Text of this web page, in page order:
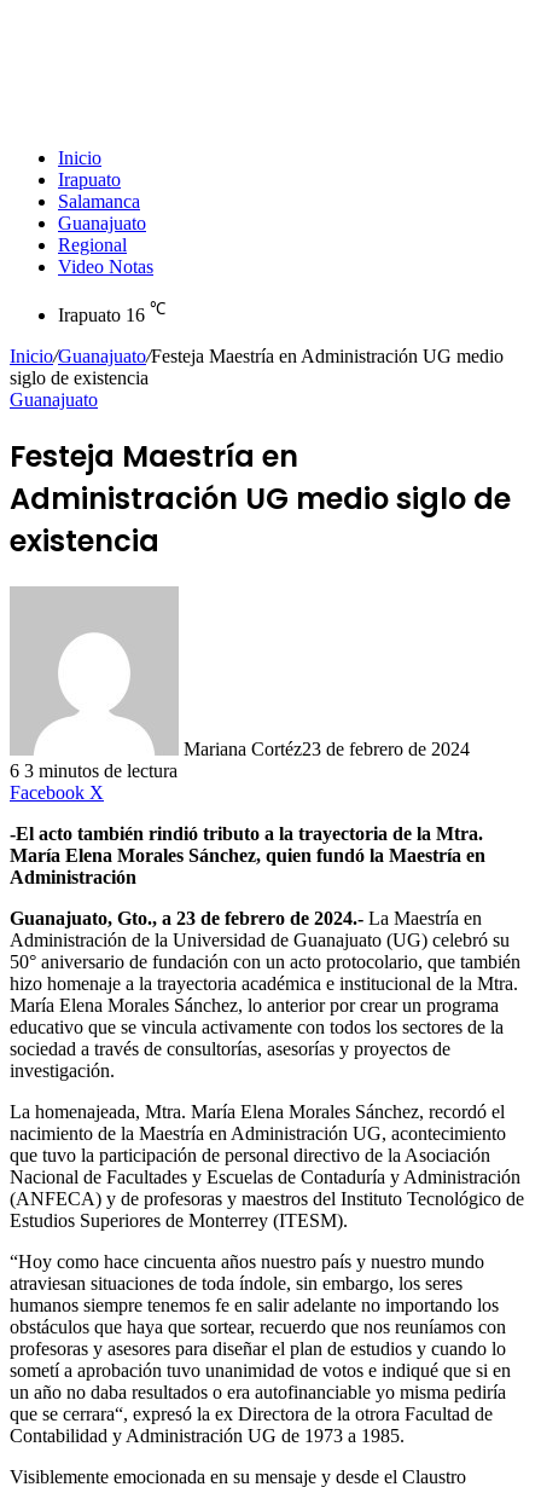
Inicio
Irapuato
Salamanca
Guanajuato
Regional
Video Notas
Irapuato 16 ℃
Inicio/Guanajuato/Festeja Maestría en Administración UG medio
siglo de existencia
Guanajuato
Festeja Maestría en
Administración UG medio siglo de
existencia
Mariana Cortéz23 de febrero de 2024
6 3 minutos de lectura
Facebook X
-El acto también rindió tributo a la trayectoria de la Mtra.
María Elena Morales Sánchez, quien fundó la Maestría en
Administración
Guanajuato, Gto., a 23 de febrero de 2024.- La Maestría en
Administración de la Universidad de Guanajuato (UG) celebró su
50° aniversario de fundación con un acto protocolario, que también
hizo homenaje a la trayectoria académica e institucional de la Mtra.
María Elena Morales Sánchez, lo anterior por crear un programa
educativo que se vincula activamente con todos los sectores de la
sociedad a través de consultorías, asesorías y proyectos de
investigación.
La homenajeada, Mtra. María Elena Morales Sánchez, recordó el
nacimiento de la Maestría en Administración UG, acontecimiento
que tuvo la participación de personal directivo de la Asociación
Nacional de Facultades y Escuelas de Contaduría y Administración
(ANFECA) y de profesoras y maestros del Instituto Tecnológico de
Estudios Superiores de Monterrey (ITESM).
“Hoy como hace cincuenta años nuestro país y nuestro mundo
atraviesan situaciones de toda índole, sin embargo, los seres
humanos siempre tenemos fe en salir adelante no importando los
obstáculos que haya que sortear, recuerdo que nos reuníamos con
profesoras y asesores para diseñar el plan de estudios y cuando lo
sometí a aprobación tuvo unanimidad de votos e indiqué que si en
un año no daba resultados o era autofinanciable yo misma pediría
que se cerrara“, expresó la ex Directora de la otrora Facultad de
Contabilidad y Administración UG de 1973 a 1985.
Visiblemente emocionada en su mensaje y desde el Claustro